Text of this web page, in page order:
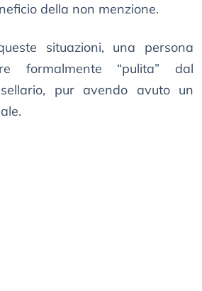
della non menzione.
situazioni, una persona
formalmente “pulita” dal
pur avendo avuto un